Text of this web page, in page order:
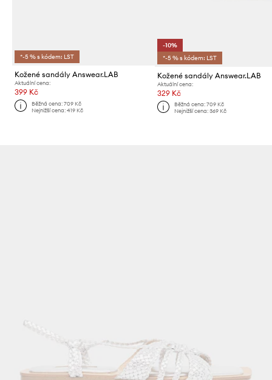
*-5 % s kódem: LST
Kožené sandály Answear.LAB
Aktuální cena:
399 Kč
Běžná cena:709 Kč
Nejnižší cena:419 Kč
-10%
*-5 % s kódem: LST
Kožené sandály Answear.LAB
Aktuální cena:
329 Kč
Běžná cena: 709 Kč
Nejnižší cena: 369 Kč